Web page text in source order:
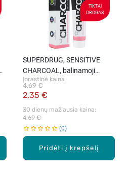
TIKTAI
DROGAS
Pridėti į krepšelį
SUPERDRUG, SENSITIVE
CHARCOAL, balinamoji
dantų pasta, 75 ml
Įprastinė kaina
2,35 €
4,69 €
30 dienų mažiausia kaina:
4,69 €
0